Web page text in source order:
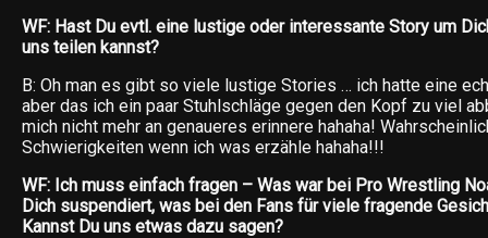
WF: Hast Du evtl. eine lustige oder interessante Story um
uns teilen kannst?
B: Oh man es gibt so viele lustige Stories … ich hatte eine
aber das ich ein paar Stuhlschläge gegen den Kopf zu viel
mich nicht mehr an genaueres erinnere hahaha!
Schwierigkeiten wenn ich was erzähle hahaha!!!
WF: Ich muss einfach fragen – Was war bei Pro Wrestling
Dich suspendiert, was bei den Fans für viele fragende
Kannst Du uns etwas dazu sagen?